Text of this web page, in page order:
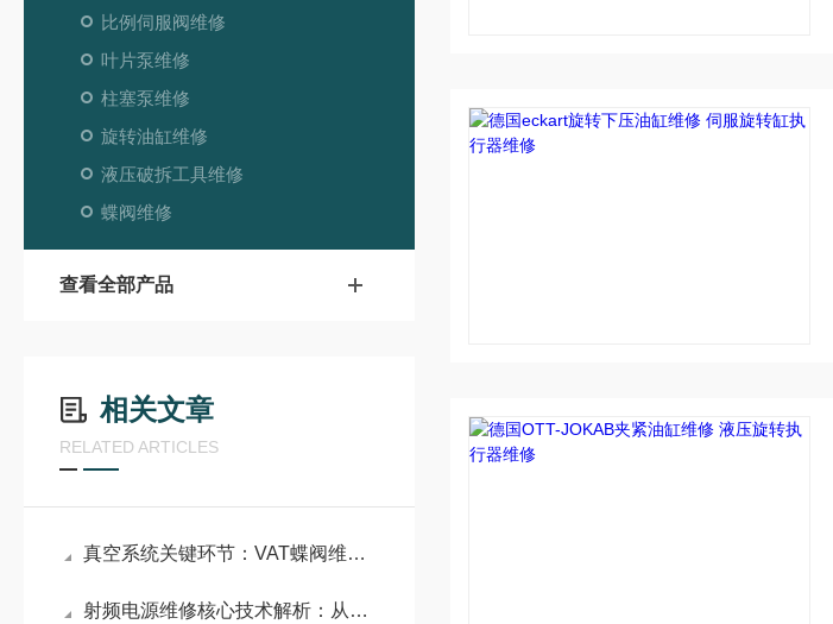
比例伺服阀维修
叶片泵维修
柱塞泵维修
旋转油缸维修
液压破拆工具维修
蝶阀维修
查看全部产品
相关文章
RELATED ARTICLES
真空系统关键环节：VAT蝶阀维修原理与密封性能重构技术
射频电源维修核心技术解析：从电弧防护到精准阻抗匹配